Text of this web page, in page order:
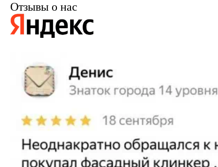
Отзывы о нас